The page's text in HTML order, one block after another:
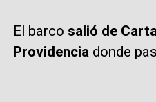
El barco salió de
Providenciadonde